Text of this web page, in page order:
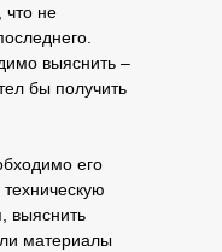
что не
выяснить –
бы получить
его
выяснить
материалы